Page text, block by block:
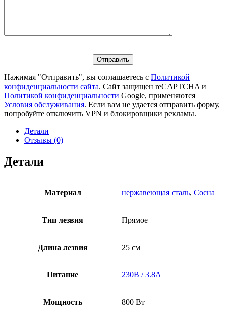
Нажимая "Отправить", вы соглашаетесь с Политикой
конфиденциальности сайта. Сайт защищен reCAPTCHA и
Политикой конфиденциальности Google, применяются
Условия обслуживания. Если вам не удается отправить форму,
попробуйте отключить VPN и блокировщики рекламы.
Детали
Отзывы (0)
Детали
Материал нержавеющая сталь, Сосна
Тип лезвия Прямое
Длина лезвия 25 см
Питание 230В / 3.8А
Мощность 800 Вт